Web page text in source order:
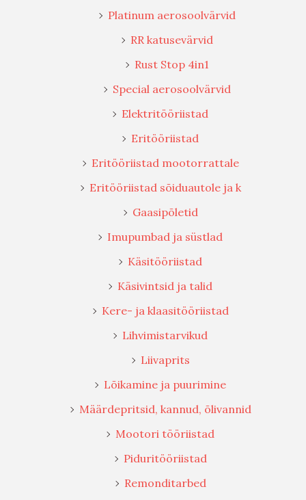
Platinum aerosoolvärvid
RR katusevärvid
Rust Stop 4in1
Special aerosoolvärvid
Elektritööriistad
Eritööriistad
Eritööriistad mootorrattale
Eritööriistad sõiduautole ja k
Gaasipõletid
Imupumbad ja süstlad
Käsitööriistad
Käsivintsid ja talid
Kere- ja klaasitööriistad
Lihvimistarvikud
Liivaprits
Lõikamine ja puurimine
Määrdepritsid, kannud, õlivannid
Mootori tööriistad
Piduritööriistad
Remonditarbed